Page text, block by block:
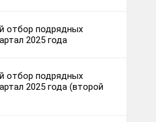
отбор подрядных
2025 года
отбор подрядных
2025 года (второй